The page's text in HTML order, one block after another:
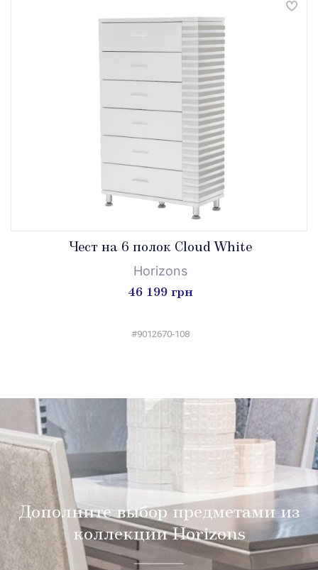
Чест на 6 полок Cloud White
Horizons
46 199 грн
#9012670-108
Дополните выбор предметами из
коллекции Horizons